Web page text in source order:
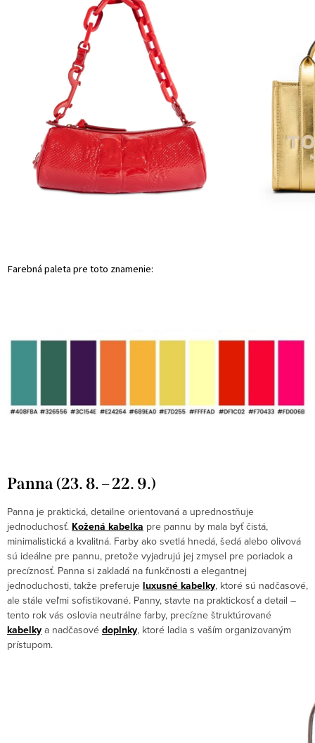
Farebná paleta pre toto znamenie:
Panna (23. 8. – 22. 9.)
Panna je praktická, detailne orientovaná a uprednostňuje
jednoduchosť. Kožená kabelka pre pannu by mala byť čistá,
minimalistická a kvalitná. Farby ako svetlá hnedá, šedá alebo olivová
sú ideálne pre pannu, pretože vyjadrujú jej zmysel pre poriadok a
precíznosť. Panna si zakladá na funkčnosti a elegantnej
jednoduchosti, takže preferuje luxusné kabelky, ktoré sú nadčasové,
ale stále veľmi sofistikované. Panny, stavte na praktickosť a detail –
tento rok vás oslovia neutrálne farby, precízne štruktúrované
kabelky a nadčasové doplnky, ktoré ladia s vaším organizovaným
prístupom.